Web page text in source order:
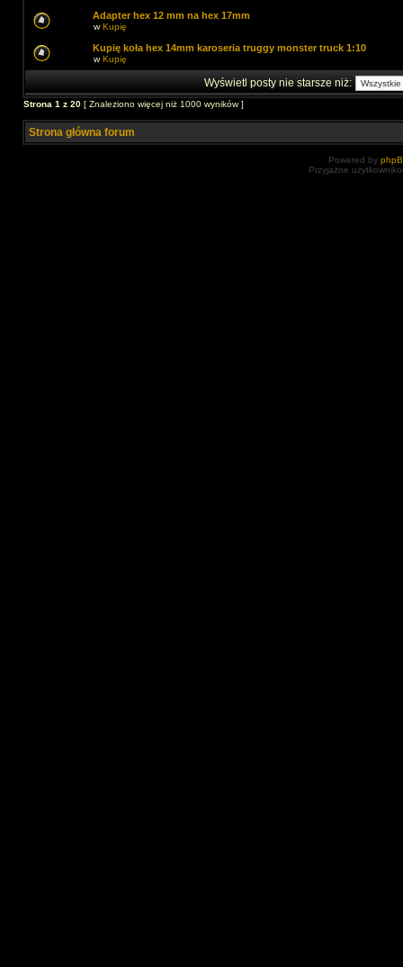
Adapter hex 12 mm na hex 17mm
wKupię
Kupię koła hex 14mm karoseria truggy monster truck 1:10
wKupię
Wyświetl posty nie starsze niż:
Strona 1 z 20 [ Znaleziono więcej niż 1000 wyników ]
Strona główna forum
Powered by
Przyjazne